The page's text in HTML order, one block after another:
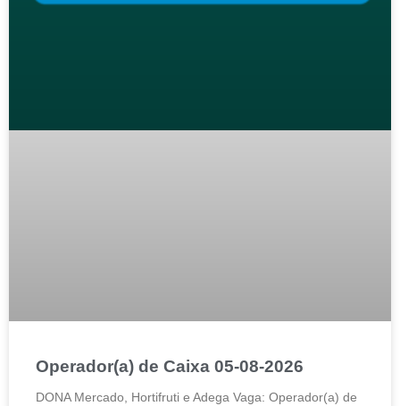
Operador(a) de Caixa 05-08-2026
DONA Mercado, Hortifruti e Adega Vaga: Operador(a) de